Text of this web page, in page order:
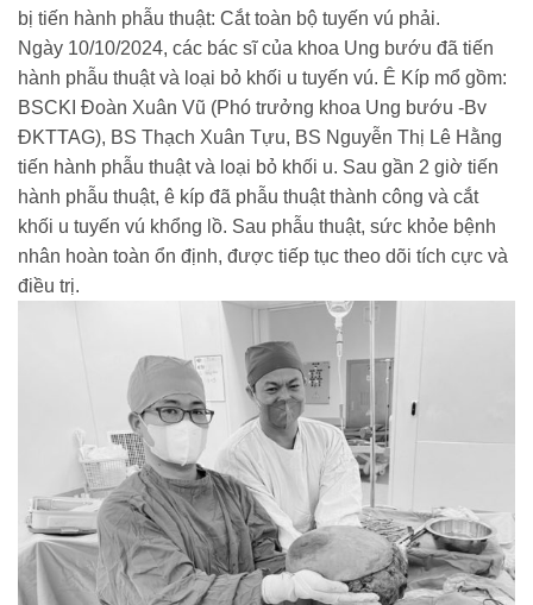
bị tiến hành phẫu thuật: Cắt toàn bộ tuyến vú phải.
Ngày 10/10/2024, các bác sĩ của khoa Ung bướu đã tiến
hành phẫu thuật và loại bỏ khối u tuyến vú. Ê Kíp mổ gồm:
BSCKI Đoàn Xuân Vũ (Phó trưởng khoa Ung bướu -Bv
ĐKTTAG), BS Thạch Xuân Tựu, BS Nguyễn Thị Lê Hằng
tiến hành phẫu thuật và loại bỏ khối u. Sau gần 2 giờ tiến
hành phẫu thuật, ê kíp đã phẫu thuật thành công và cắt
khối u tuyến vú khổng lồ. Sau phẫu thuật, sức khỏe bệnh
nhân hoàn toàn ổn định, được tiếp tục theo dõi tích cực và
điều trị.